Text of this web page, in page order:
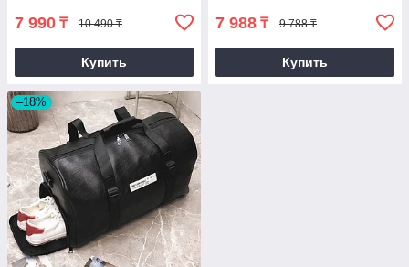
7 990 ₸ 10 490 ₸
Купить
7 988 ₸ 9 788 ₸
Купить
–18%